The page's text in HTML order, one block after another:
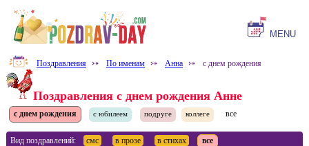
MENU
Поздравления ⤐ По именам ⤐ Анна ⤐ с днем рождения
Поздравления с днем рождения Анне
с днем рождения с юбилеем подруге коллеге все
Вид поздравлений: смс в прозе в стихах все